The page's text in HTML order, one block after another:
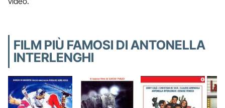
FILM PIÙ FAMOSI DI ANTONELLA
INTERLENGHI